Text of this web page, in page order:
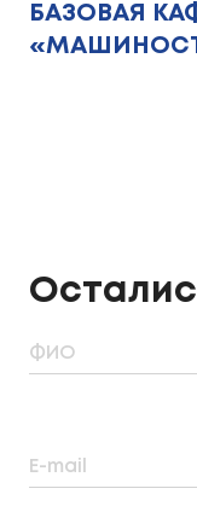
БАЗОВАЯ
ФИО
E-mail